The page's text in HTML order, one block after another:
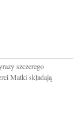
szczerego
Matki składają